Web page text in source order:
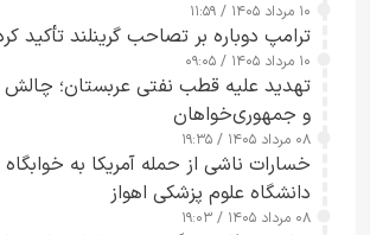
شدند
۱۰ مرداد ۱۴۰۵ / ۱۱:۵۹
ترامپ دوباره بر تصاحب گرینلند تأکید
۱۰ مرداد ۱۴۰۵ / ۰۹:۰۵
تهدید علیه قطب نفتی عربستان؛ چالش
و جمهوری‌خواهان
۰۸ مرداد ۱۴۰۵ / ۱۹:۳۵
خسارات ناشی از حمله آمریکا به
دانشگاه علوم پزشکی اهواز
۰۸ مرداد ۱۴۰۵ / ۱۹:۰۳